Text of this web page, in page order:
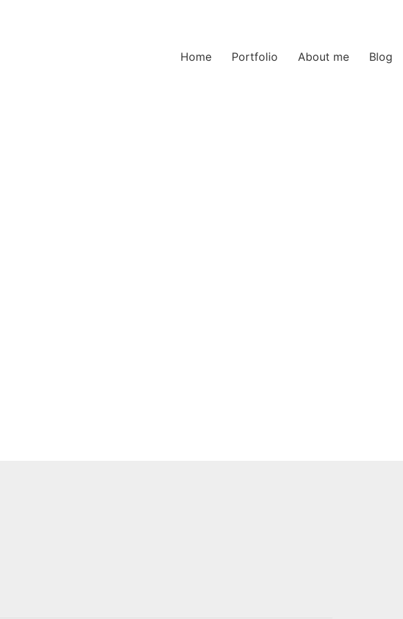
Home Portfolio About me Blog